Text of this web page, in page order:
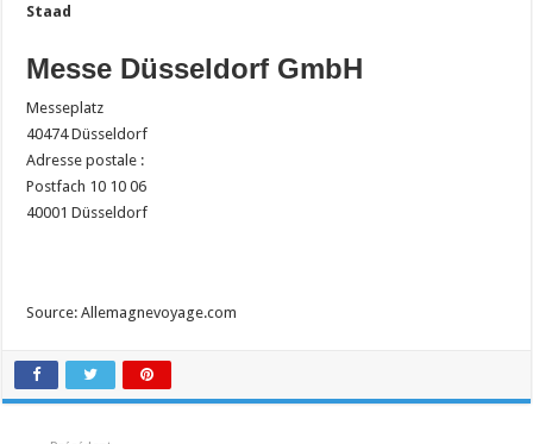
Staad
Messe Düsseldorf GmbH
Messeplatz
40474 Düsseldorf
Adresse postale :
Postfach 10 10 06
40001 Düsseldorf
Source: Allemagnevoyage.com